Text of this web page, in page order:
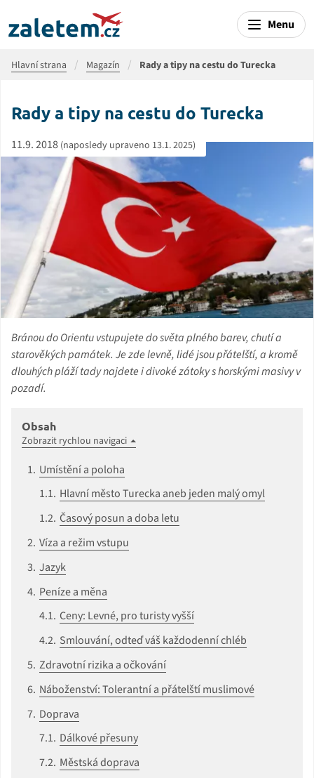
Menu
Hlavní strana Magazín Rady a tipy na cestu do Turecka
Rady a tipy na cestu do Turecka
11.9. 2018 (naposledy upraveno 13.1. 2025)
Bránou do Orientu vstupujete do světa plného barev, chutí a
starověkých památek. Je zde levně, lidé jsou přátelští, a kromě
dlouhých pláží tady najdete i divoké zátoky s horskými masivy v
pozadí.
Obsah
Zobrazit rychlou navigaci
Umístění a poloha
Hlavní město Turecka aneb jeden malý omyl
Časový posun a doba letu
Víza a režim vstupu
Jazyk
Peníze a měna
Ceny: Levné, pro turisty vyšší
Smlouvání, odteď váš každodenní chléb
Zdravotní rizika a očkování
Náboženství: Tolerantní a přátelští muslimové
Doprava
Dálkové přesuny
Městská doprava